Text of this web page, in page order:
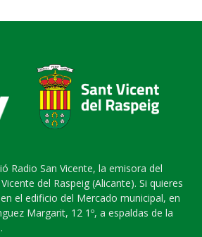
Radio San Vicente, la emisora del
del Raspeig (Alicante). Si quieres
el edificio del Mercado municipal, en
Margarit, 12 1º, a espaldas de la